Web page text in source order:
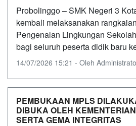
Probolinggo – SMK Negeri 3
kembali melaksanakan
Pengenalan Lingkungan
bagi seluruh peserta didik baru
14/07/2026 15:21 - Oleh
PEMBUKAAN MPLS
DIBUKA OLEH
SERTA GEMA INTEGRITAS